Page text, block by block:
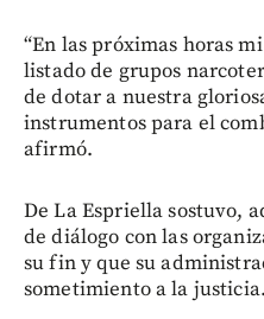
“En las próximas horas
listado de grupos
de dotar a nuestra
instrumentos para el
afirmó.
De La Espriella sostuvo,
de diálogo con las
su fin y que su
sometimiento a la justicia.